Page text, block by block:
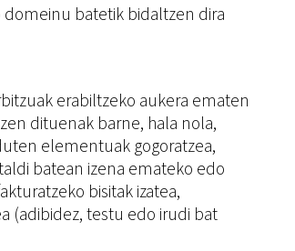
batetik bidaltzen dira
erabiltzeko aukera ematen
dituenak barne, hala nola,
elementuak gogoratzea,
batean izena emateko edo
bisitak izatea,
(adibidez, testu edo irudi bat